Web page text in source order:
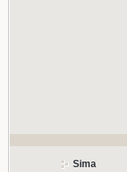
Sima